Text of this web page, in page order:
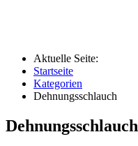
Aktuelle Seite:
Startseite
Kategorien
Dehnungsschlauch
Dehnungsschlauch